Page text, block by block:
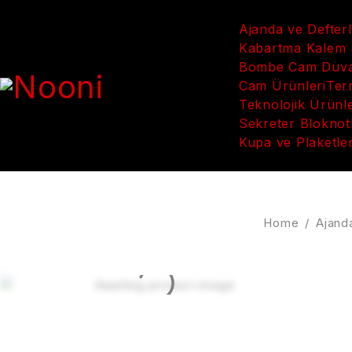
Ajanda ve
Kabartma Kalem
Bombe Cam
Cam Ürünleri
Teknolojik
Sekreter
Kupa ve
Home /